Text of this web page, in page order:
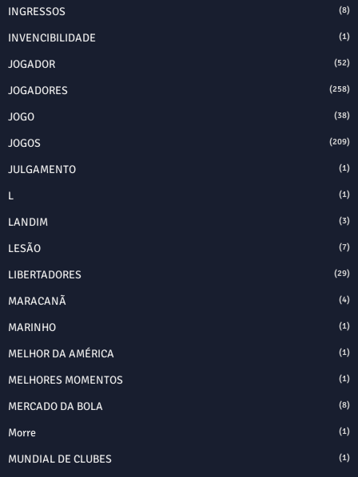
INGRESSOS (8)
INVENCIBILIDADE (1)
JOGADOR (52)
JOGADORES (258)
JOGO (38)
JOGOS (209)
JULGAMENTO (1)
L (1)
LANDIM (3)
LESÃO (7)
LIBERTADORES (29)
MARACANÃ (4)
MARINHO (1)
MELHOR DA AMÉRICA (1)
MELHORES MOMENTOS (1)
MERCADO DA BOLA (8)
Morre (1)
MUNDIAL DE CLUBES (1)